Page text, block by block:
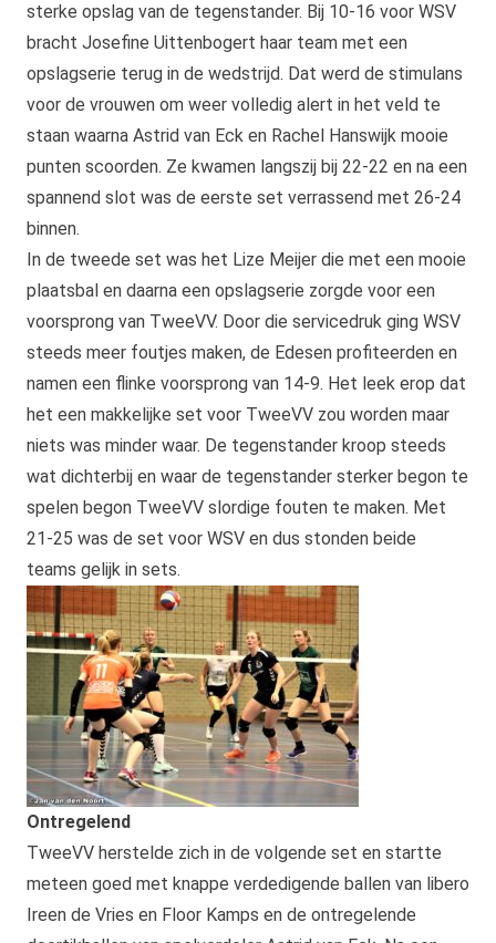
sterke opslag van de tegenstander. Bij 10-16 voor WSV
bracht Josefine Uittenbogert haar team met een
opslagserie terug in de wedstrijd. Dat werd de stimulans
voor de vrouwen om weer volledig alert in het veld te
staan waarna Astrid van Eck en Rachel Hanswijk mooie
punten scoorden. Ze kwamen langszij bij 22-22 en na een
spannend slot was de eerste set verrassend met 26-24
binnen.
In de tweede set was het Lize Meijer die met een mooie
plaatsbal en daarna een opslagserie zorgde voor een
voorsprong van TweeVV. Door die servicedruk ging WSV
steeds meer foutjes maken, de Edesen profiteerden en
namen een flinke voorsprong van 14-9. Het leek erop dat
het een makkelijke set voor TweeVV zou worden maar
niets was minder waar. De tegenstander kroop steeds
wat dichterbij en waar de tegenstander sterker begon te
spelen begon TweeVV slordige fouten te maken. Met
21-25 was de set voor WSV en dus stonden beide
teams gelijk in sets.
Ontregelend
TweeVV herstelde zich in de volgende set en startte
meteen goed met knappe verdedigende ballen van libero
Ireen de Vries en Floor Kamps en de ontregelende